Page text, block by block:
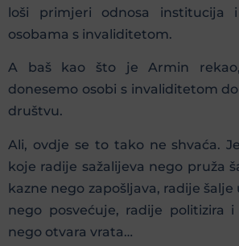
loši primjeri odnosa institucija
osobama s invaliditetom.
A baš kao što je Armin
donesemo osobi s invaliditetom
društvu.
Ali, ovdje se to tako ne shvaća.
koje radije sažalijeva nego pruža
kazne nego zapošljava, radije šalje
nego posvećuje, radije politizira i
nego otvara vrata…